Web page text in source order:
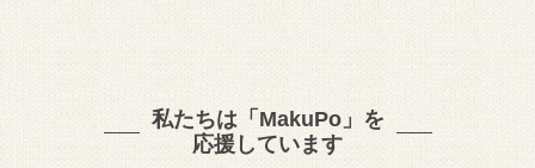
私たちは「MakuPo」を
応援しています